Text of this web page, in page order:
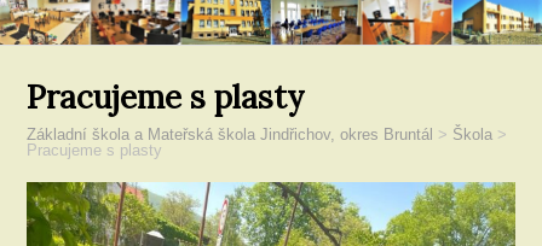
Pracujeme s plasty
Základní škola a Mateřská škola Jindřichov, okres Bruntál > Škola >
Pracujeme s plasty